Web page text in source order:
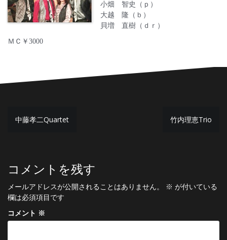
小畑 智史（ｐ）
大越 隆（ｂ）
貝増 直樹（ｄｒ）
ＭＣ￥3000
投
ビ
ゲ
ー
シ
中藤孝二Quartet 竹内理恵Trio
コメントを残す
メールアドレスが公開されることはありません。 ※ が付いている
欄は必須項目です
コメント ※